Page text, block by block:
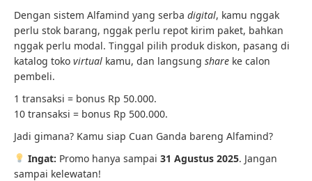
Dengan sistem Alfamind yang serba digital, kamu nggak
perlu stok barang, nggak perlu repot kirim paket, bahkan
nggak perlu modal. Tinggal pilih produk diskon, pasang di
katalog toko virtual kamu, dan langsung share ke calon
pembeli.
1 transaksi = bonus Rp 50.000.
10 transaksi = bonus Rp 500.000.
Jadi gimana? Kamu siap Cuan Ganda bareng Alfamind?
Ingat: Promo hanya sampai 31 Agustus 2025. Jangan
sampai kelewatan!